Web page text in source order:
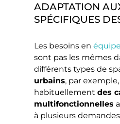
ADAPTATION
SPÉCIFIQUES
Les besoins en
sont pas les mêmes
différents types de
urbains, par
habituellement des
multifonctionnelles
à plusieurs